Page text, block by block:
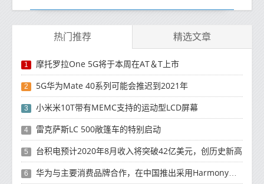
热门推荐 精选文章
1 摩托罗拉One 5G将于本周在AT＆T上市
2 5G华为Mate 40系列可能会推迟到2021年
3 小米米10T带有MEMC支持的运动型LCD屏幕
4 雷克萨斯LC 500敞篷车的特别启动
5 台积电预计2020年8月收入将突破42亿美元，创历史新高
6 华为与主要消费品牌合作，在中国推出采用HarmonyOS 2.0的智能家居产品